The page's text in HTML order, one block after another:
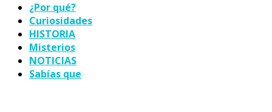
¿Por qué?
Curiosidades
HISTORIA
Misterios
NOTICIAS
Sabías que